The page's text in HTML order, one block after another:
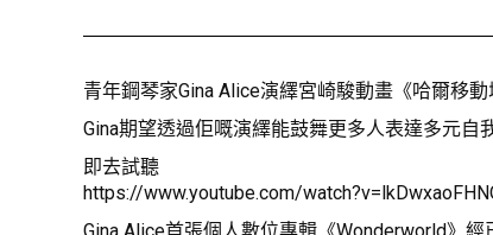
青年鋼琴家Gina Alice演繹宮崎駿動畫《哈爾移
Gina期望透過佢嘅演繹能鼓舞更多人表達多元自
即去試聽
https://www.youtube.com/